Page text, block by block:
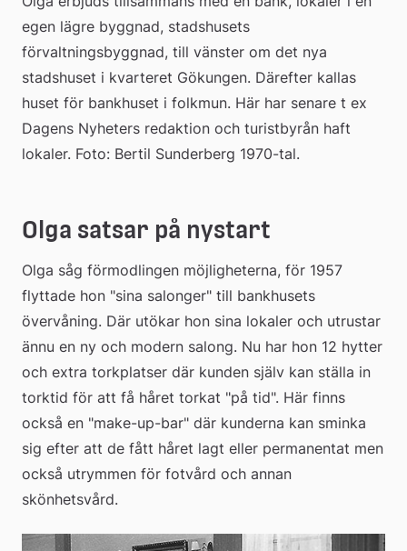
egen lägre byggnad, stadshusets
förvaltningsbyggnad, till vänster om det nya
stadshuset i kvarteret Gökungen. Därefter kallas
huset för bankhuset i folkmun. Här har senare t ex
Dagens Nyheters redaktion och turistbyrån haft
lokaler. Foto: Bertil Sunderberg 1970-tal.
Olga satsar på nystart
Olga såg förmodlingen möjligheterna, för 1957
flyttade hon "sina salonger" till bankhusets
övervåning. Där utökar hon sina lokaler och utrustar
ännu en ny och modern salong. Nu har hon 12 hytter
och extra torkplatser där kunden själv kan ställa in
torktid för att få håret torkat "på tid". Här finns
också en "make-up-bar" där kunderna kan sminka
sig efter att de fått håret lagt eller permanentat men
också utrymmen för fotvård och annan
skönhetsvård.